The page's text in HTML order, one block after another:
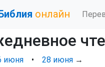
онлайн
июня • 28 июня →